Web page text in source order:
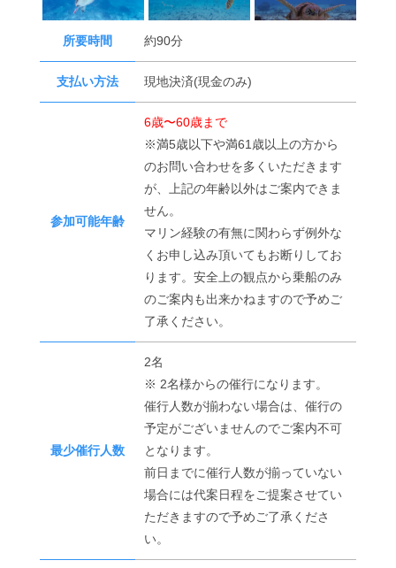
所要時間 約90分
支払い方法 現地決済(現金のみ)
参加可能年齢
6歳〜60歳まで
※満5歳以下や満61歳以上の方から
のお問い合わせを多くいただきます
が、上記の年齢以外はご案内できま
せん。
マリン経験の有無に関わらず例外な
くお申し込み頂いてもお断りしてお
ります。安全上の観点から乗船のみ
のご案内も出来かねますので予めご
了承ください。
最少催行人数
2名
※ 2名様からの催行になります。
催行人数が揃わない場合は、催行の
予定がございませんのでご案内不可
となります。
前日までに催行人数が揃っていない
場合には代案日程をご提案させてい
ただきますので予めご了承くださ
い。